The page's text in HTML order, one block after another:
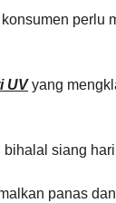
perlu
UVyang
bihalal siang
panas